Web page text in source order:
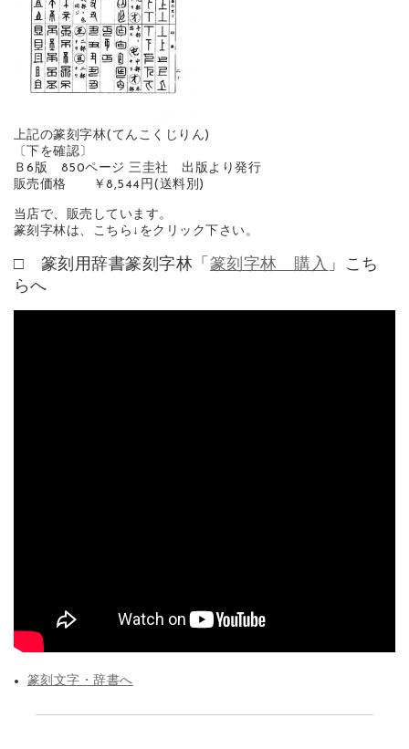
上記の篆刻字林(てんこくじりん)
〔下を確認〕
Ｂ6版 850ページ 三圭社 出版より発行
販売価格 ￥8,544円(送料別)
当店で、販売しています。
篆刻字林は、こちら↓をクリック下さい。
□ 篆刻用辞書篆刻字林「 篆刻字林 購入 」こち
らへ
篆刻文字・辞書へ